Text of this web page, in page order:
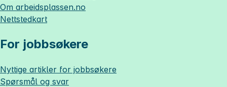
Om arbeidsplassen.no
Nettstedkart
For jobbsøkere
Nyttige artikler for jobbsøkere
Spørsmål og svar